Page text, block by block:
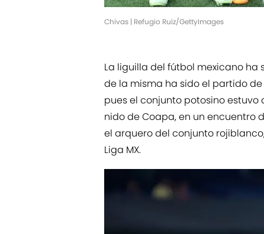
Chivas | Refugio Ruiz/GettyImages
La liguilla del fútbol mexicano ha
de la misma ha sido el partido
pues el conjunto potosino
nido de Coapa, en un encuentro
el arquero del conjunto
Liga MX.